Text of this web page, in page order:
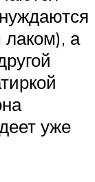
а
уже